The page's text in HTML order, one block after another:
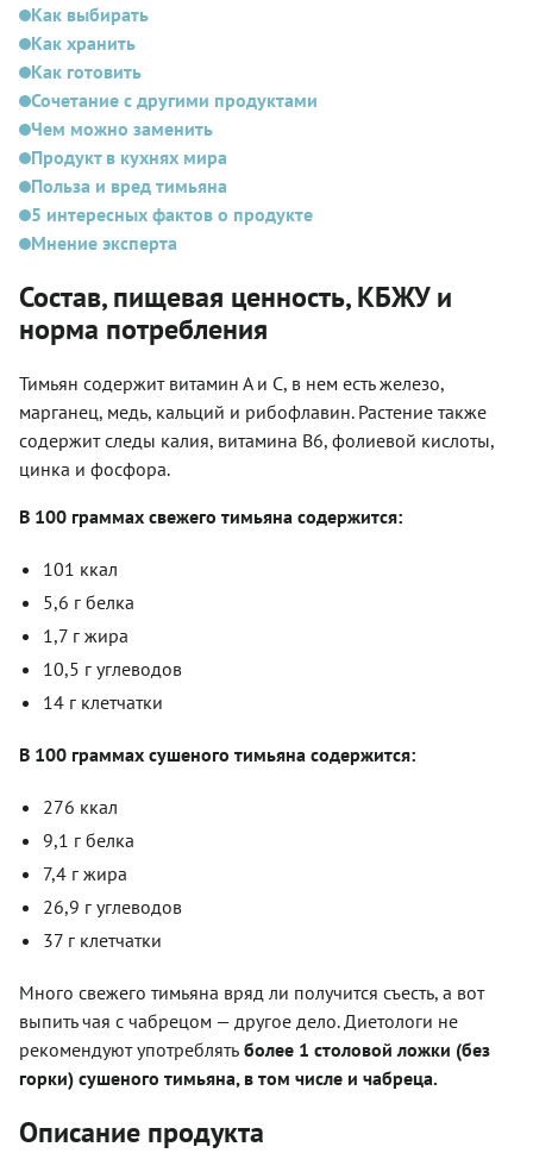
Как выбирать
Как хранить
Как готовить
Сочетание с другими продуктами
Чем можно заменить
Продукт в кухнях мира
Польза и вред тимьяна
5 интересных фактов о продукте
Мнение эксперта
Состав, пищевая ценность, КБЖУ и
норма потребления
Тимьян содержит витамин А и С, в нем есть железо,
марганец, медь, кальций и рибофлавин. Растение также
содержит следы калия, витамина B6, фолиевой кислоты,
цинка и фосфора.
В 100 граммах свежего тимьяна содержится:
101 ккал
5,6 г белка
1,7 г жира
10,5 г углеводов
14 г клетчатки
В 100 граммах сушеного тимьяна содержится:
276 ккал
9,1 г белка
7,4 г жира
26,9 г углеводов
37 г клетчатки
Много свежего тимьяна вряд ли получится съесть, а вот
выпить чая с чабрецом — другое дело. Диетологи не
рекомендуют употреблять более 1 столовой ложки (без
горки) сушеного тимьяна, в том числе и чабреца.
Описание продукта